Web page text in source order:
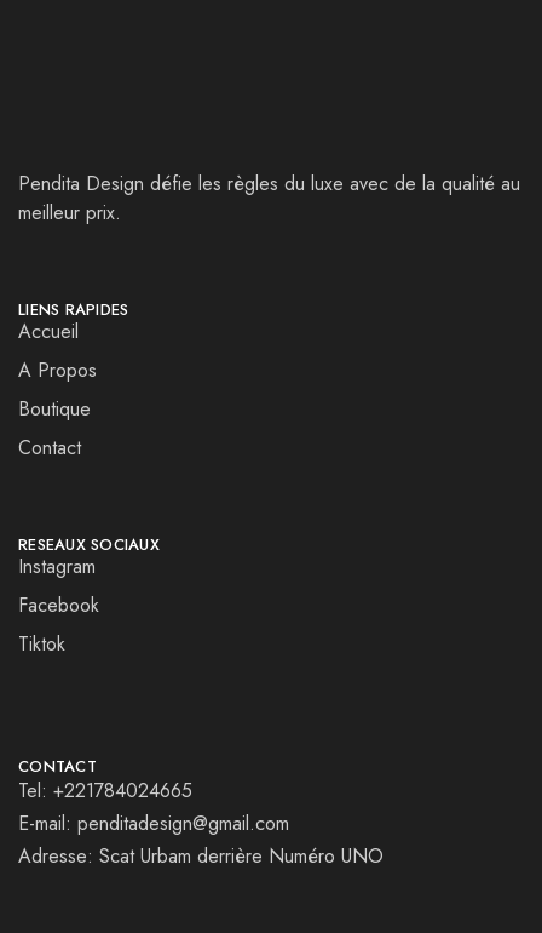
Pendita Design défie les règles du luxe avec de la qualité au
meilleur prix.
LIENS RAPIDES
Accueil
A Propos
Boutique
Contact
RESEAUX SOCIAUX
Instagram
Facebook
Tiktok
CONTACT
Tel: +221784024665
E-mail: penditadesign@gmail.com
Adresse: Scat Urbam derrière Numéro UNO